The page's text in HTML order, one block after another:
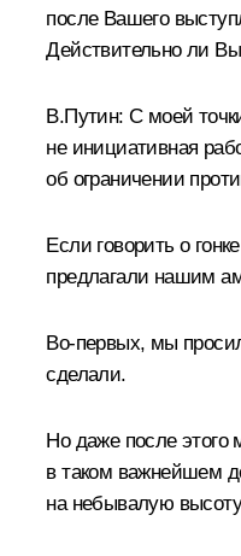
после Вашего
Действительно ли
В.Путин: С моей
не инициативная
об ограничении
Если говорить о
предлагали нашим
Во-первых, мы
сделали.
Но даже после этого
в таком важнейшем
на небывалую